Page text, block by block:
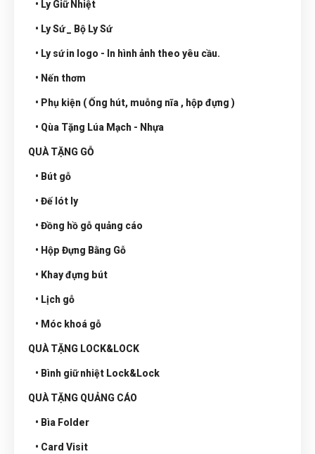
• Ly Giữ Nhiệt
• Ly Sứ _ Bộ Ly Sứ
• Ly sứ in logo - In hình ảnh theo yêu cầu.
• Nến thơm
• Phụ kiện ( Ống hút, muỗng nĩa , hộp đựng )
• Qùa Tặng Lúa Mạch - Nhựa
QUÀ TẶNG GỖ
• Bút gỗ
• Đế lót ly
• Đồng hồ gỗ quảng cáo
• Hộp Đựng Bằng Gỗ
• Khay đựng bút
• Lịch gỗ
• Móc khoá gỗ
QUÀ TẶNG LOCK&LOCK
• Bình giữ nhiệt Lock&Lock
QUÀ TẶNG QUẢNG CÁO
• Bìa Folder
• Card Visit